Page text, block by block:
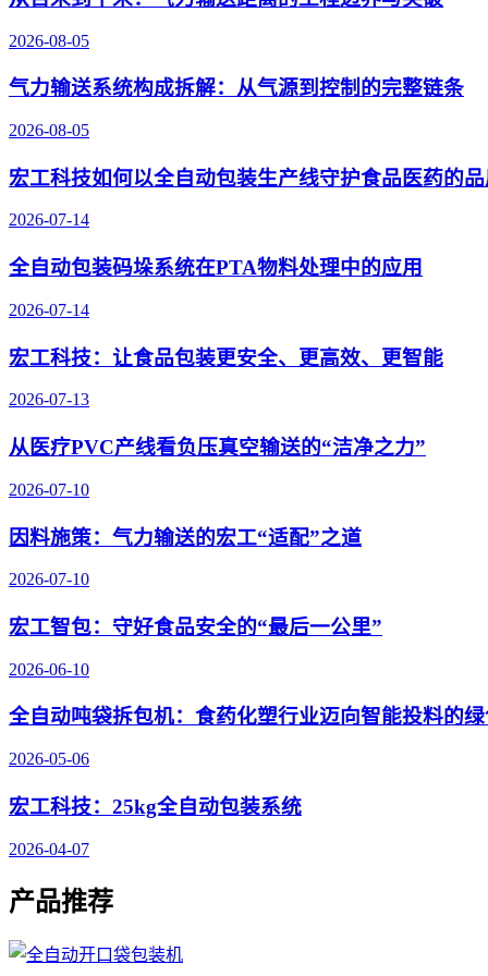
2026-08-05
气力输送系统构成拆解：从气源到控制的完整链条
2026-08-05
宏工科技如何以全自动包装生产线守护食品医药的
2026-07-14
全自动包装码垛系统在PTA物料处理中的应用
2026-07-14
宏工科技：让食品包装更安全、更高效、更智能
2026-07-13
从医疗PVC产线看负压真空输送的“洁净之力”
2026-07-10
因料施策：气力输送的宏工“适配”之道
2026-07-10
宏工智包：守好食品安全的“最后一公里”
2026-06-10
全自动吨袋拆包机：食药化塑行业迈向智能投料的
2026-05-06
宏工科技：25kg全自动包装系统
2026-04-07
产品推荐